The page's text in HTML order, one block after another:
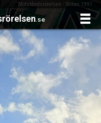
Motståndsrörelsen - Sedan 1997
.se